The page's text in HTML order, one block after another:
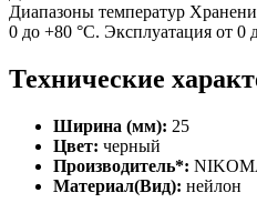
Диапазоны температур
0 до +80 °С. Эксплуатация от 0
Технические
Ширина (мм): 25
Цвет: черный
Производитель*:
Материал(Вид): нейлон